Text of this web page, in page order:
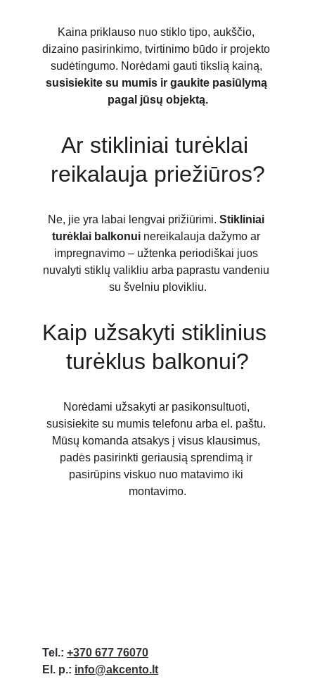
Kaina priklauso nuo stiklo tipo, aukščio,
dizaino pasirinkimo, tvirtinimo būdo ir projekto
sudėtingumo. Norėdami gauti tikslią kainą,
susisiekite su mumis ir gaukite pasiūlymą
pagal jūsų objektą.
Ar stikliniai turėklai
reikalauja priežiūros?
Ne, jie yra labai lengvai prižiūrimi. Stikliniai
turėklai balkonui nereikalauja dažymo ar
impregnavimo – užtenka periodiškai juos
nuvalyti stiklų valikliu arba paprastu vandeniu
su švelniu plovikliu.
Kaip užsakyti stiklinius
turėklus balkonui?
Norėdami užsakyti ar pasikonsultuoti,
susisiekite su mumis telefonu arba el. paštu.
Mūsų komanda atsakys į visus klausimus,
padės pasirinkti geriausią sprendimą ir
pasirūpins viskuo nuo matavimo iki
montavimo.
Tel.: +370 677 76070
El. p.: info@akcento.lt